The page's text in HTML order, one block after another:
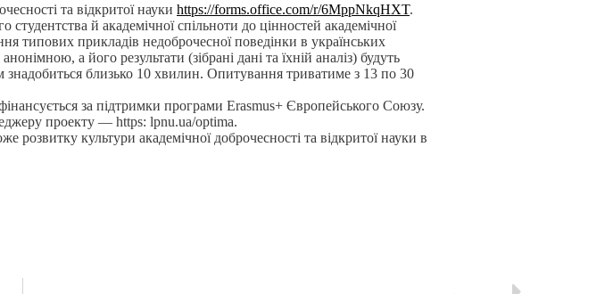
та відкритої науки https://forms.office.com/r/6MppNkqHXT.
й академічної спільноти до цінностей академічної
типових прикладів недоброчесної поведінки в українських
а його результати (зібрані дані та їхній аналіз) будуть
знадобиться близько 10 хвилин. Опитування триватиме з 13 по 30
за підтримки програми Erasmus+ Європейського Союзу.
проекту — https: lpnu.ua/optima.
розвитку культури академічної доброчесності та відкритої науки в